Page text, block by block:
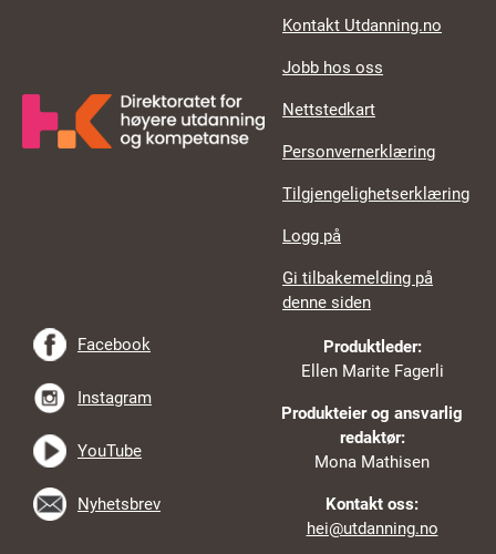
Kontakt Utdanning.no
Jobb hos oss
Nettstedkart
Personvernerklæring
Tilgjengelighetserklæring
Logg på
Gi tilbakemelding på
denne siden
Produktleder:
Ellen Marite Fagerli
Produkteier og ansvarlig
redaktør:
Mona Mathisen
Kontakt oss:
hei@utdanning.no
Facebook
Instagram
YouTube
Nyhetsbrev